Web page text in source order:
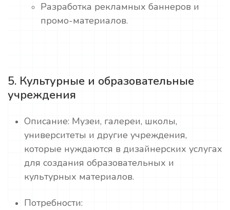
Разработка рекламных баннеров и
промо-материалов.
5. Культурные и образовательные
учреждения
Описание: Музеи, галереи, школы,
университеты и другие учреждения,
которые нуждаются в дизайнерских услугах
для создания образовательных и
культурных материалов.
Потребности: